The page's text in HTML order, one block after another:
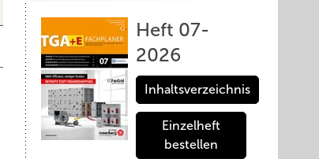
Heft 07-
2026
Inhaltsverzeichnis
Einzelheft
bestellen